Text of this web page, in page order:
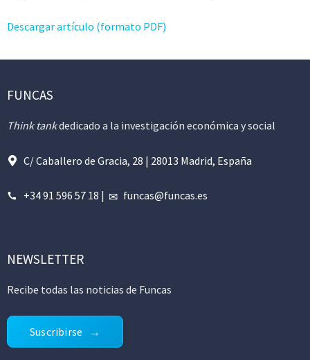
Descargar artículo (formato PDF)
FUNCAS
Think tankdedicado a la investigación económica y social
C/ Caballero de Gracia, 28 | 28013 Madrid, España
+34 91 596 57 18 | funcas@funcas.es
NEWSLETTER
Recibe todas las noticias de Funcas
Suscribirse